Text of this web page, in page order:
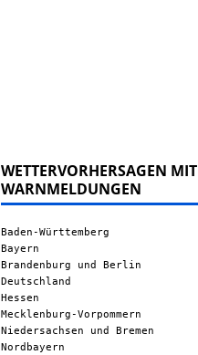
WETTERVORHERSAGEN MIT
WARNMELDUNGEN
Baden-Württemberg
Bayern
Brandenburg und Berlin
Deutschland
Hessen
Mecklenburg-Vorpommern
Niedersachsen und Bremen
Nordbayern